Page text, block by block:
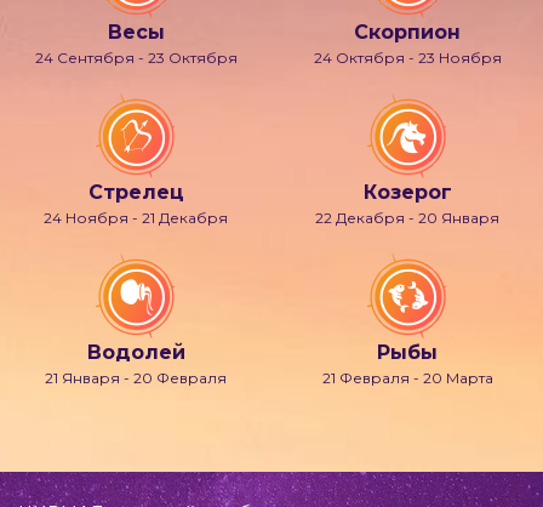
Весы
24 Сентября - 23 Октября
Скорпион
24 Октября - 23 Ноября
Стрелец
24 Ноября - 21 Декабря
Козерог
22 Декабря - 20 Января
Водолей
21 Января - 20 Февраля
Рыбы
21 Февраля - 20 Марта